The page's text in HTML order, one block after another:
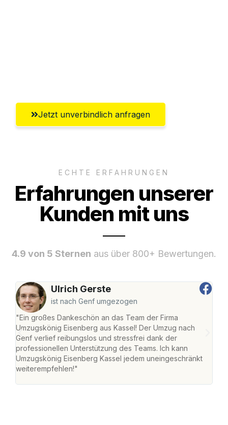
Jetzt unverbindlich anfragen
ECHTE ERFAHRUNGEN
Erfahrungen unserer
Kunden mit uns
4.9 von 5 Sternen aus über 800+ Bewertungen.
Ulrich Gerste
ist nach Genf umgezogen
"Ein großes Dankeschön an das Team der Firma
Umzugskönig Eisenberg aus Kassel! Der Umzug nach
Genf verlief reibungslos und stressfrei dank der
professionellen Unterstützung des Teams. Ich kann
Umzugskönig Eisenberg Kassel jedem uneingeschränkt
weiterempfehlen!"